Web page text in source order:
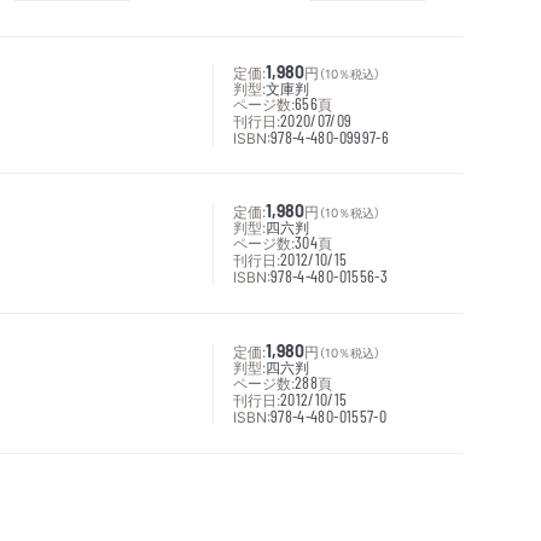
定価:1,980円 （10％税込）
判型:文庫判
ページ数:656頁
刊行日:2020/07/09
ISBN:978-4-480-09997-6
定価:1,980円 （10％税込）
判型:四六判
ページ数:304頁
刊行日:2012/10/15
ISBN:978-4-480-01556-3
定価:1,980円 （10％税込）
判型:四六判
ページ数:288頁
刊行日:2012/10/15
ISBN:978-4-480-01557-0